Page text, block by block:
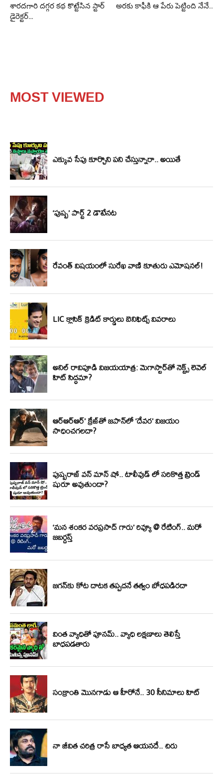
శారదగారి దగ్గర కథ కొట్టేసిన స్టార్‌
డైరెక్టర్‌…
అరకు కాఫీకి ఆ పేరు పెట్టింది నేనే..
MOST VIEWED